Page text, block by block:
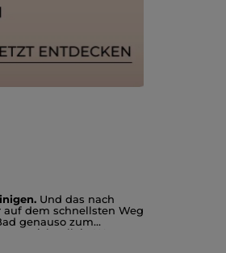
Und das nach
dem schnellsten Weg
genauso zum
reicht allein Wasser